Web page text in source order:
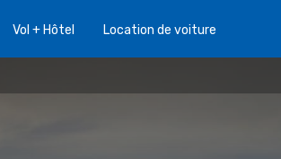
Vol + Hôtel Location de voiture